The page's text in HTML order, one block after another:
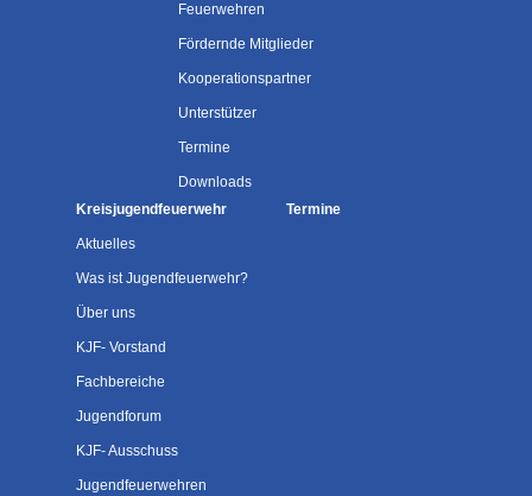
Feuerwehren
Fördernde Mitglieder
Kooperationspartner
Unterstützer
Termine
Downloads
Kreisjugendfeuerwehr
Aktuelles
Was ist Jugendfeuerwehr?
Über uns
KJF- Vorstand
Fachbereiche
Jugendforum
KJF- Ausschuss
Jugendfeuerwehren
Termine